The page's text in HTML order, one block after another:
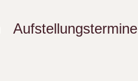
Aufstellungstermine